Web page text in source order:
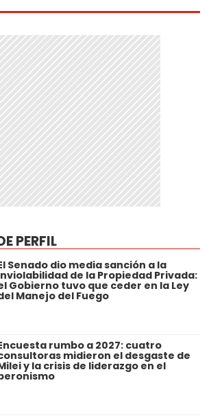
PERFIL
Senado dio media sanción a la
de la Propiedad Privada:
Gobierno tuvo que ceder en la Ley
Manejo del Fuego
rumbo a 2027: cuatro
midieron el desgaste de
y la crisis de liderazgo en el